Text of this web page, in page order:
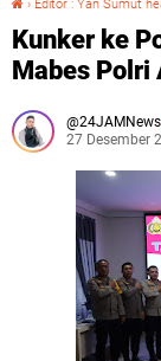
› Editor : Yan Sumut
Kunker ke
Mabes Polri
24JAMNews
27 Desember